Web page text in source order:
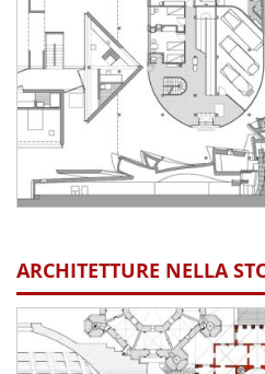
ARCHITETTURE NELLA